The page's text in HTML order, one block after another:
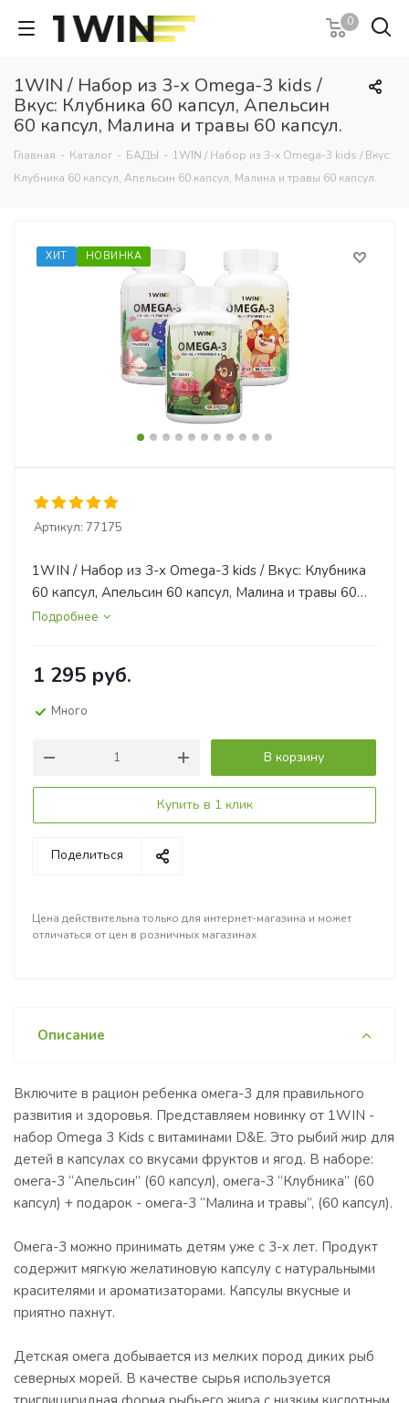
0
1WIN / Набор из 3-х Omega-3 kids /
Вкус: Клубника 60 капсул, Апельсин
60 капсул, Малина и травы 60 капсул.
Главная - Каталог - БАДЫ - 1WIN / Набор из 3-х Omega-3 kids / Вкус:
Клубника 60 капсул, Апельсин 60 капсул, Малина и травы 60 капсул.
ХИТ НОВИНКА
Артикул: 77175
1WIN / Набор из 3-х Omega-3 kids / Вкус: Клубника
60 капсул, Апельсин 60 капсул, Малина и травы 60
капсул.
Подробнее
1 295 руб.
Много
В корзину
Купить в 1 клик
Поделиться
Цена действительна только для интернет-магазина и может
отличаться от цен в розничных магазинах
Описание
Включите в рацион ребенка омега-3 для правильного
развития и здоровья. Представляем новинку от 1WIN -
набор Omega 3 Kids с витаминами D&E. Это рыбий жир для
детей в капсулах со вкусами фруктов и ягод. В наборе:
омега-3 “Апельсин” (60 капсул), омега-3 “Клубника” (60
капсул) + подарок - омега-3 “Малина и травы”, (60 капсул).
Омега-3 можно принимать детям уже с 3-х лет. Продукт
содержит мягкую желатиновую капсулу с натуральными
красителями и ароматизаторами. Капсулы вкусные и
приятно пахнут.
Детская омега добывается из мелких пород диких рыб
северных морей. В качестве сырья используется